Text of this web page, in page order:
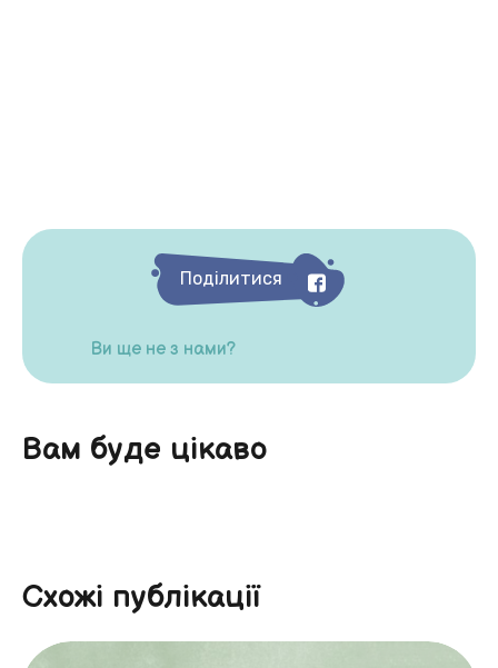
Поділитися
Ви ще не з нами?
Вам буде цікаво
Схожі публікації